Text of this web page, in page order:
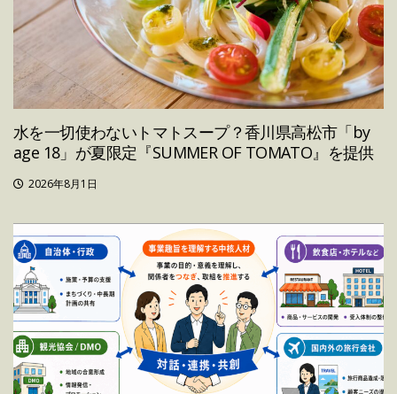
水を一切使わないトマトスープ？香川県高松市「by
age 18」が夏限定『SUMMER OF TOMATO』を提供
2026年8月1日